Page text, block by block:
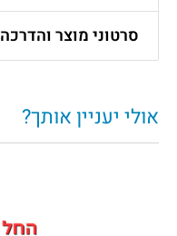
סרטוני מוצר והדרכה
אולי יעניין אותך?